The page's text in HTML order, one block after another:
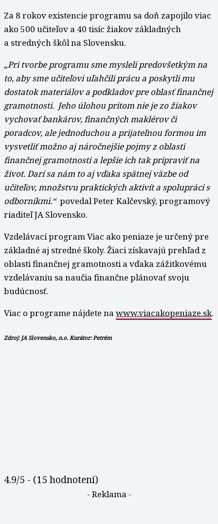
Za 8 rokov existencie programu sa doň zapojilo viac
ako 500 učiteľov a 40 tisíc žiakov základných
a stredných škôl na Slovensku.
„Pri tvorbe programu sme mysleli predovšetkým na
to, aby sme učiteľovi uľahčili prácu a poskytli mu
dostatok materiálov a podkladov pre oblasť finančnej
gramotnosti. Jeho úlohou pritom nie je zo žiakov
vychovať bankárov, finančných maklérov či
poradcov, ale jednoduchou a prijateľnou formou im
vysvetliť možno aj náročnejšie pojmy z oblasti
finančnej gramotnosti a lepšie ich tak pripraviť na
život. Darí sa nám to aj vďaka spätnej väzbe od
učiteľov, množstvu praktických aktivít a spolupráci s
odborníkmi.“povedal Peter Kalčevský, programový
riaditeľ JA Slovensko.
Vzdelávací program Viac ako peniaze je určený pre
základné aj stredné školy. Žiaci získavajú prehľad z
oblasti finančnej gramotnosti a vďaka zážitkovému
vzdelávaniu sa naučia finančne plánovať svoju
budúcnosť.
Viac o programe nájdete nawww.viacakopeniaze.sk.
Zdroj: JA Slovensko, n.o. Kurátor: Petrém
4.9/5 - (15 hodnotení)
- Reklama -